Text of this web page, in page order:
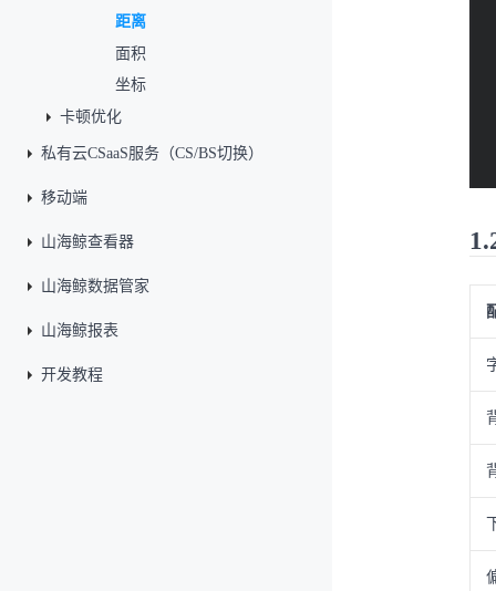
距离
面积
坐标
卡顿优化
私有云CSaaS服务（CS/BS切换）
移动端
山海鲸查看器
山海鲸数据管家
山海鲸报表
开发教程